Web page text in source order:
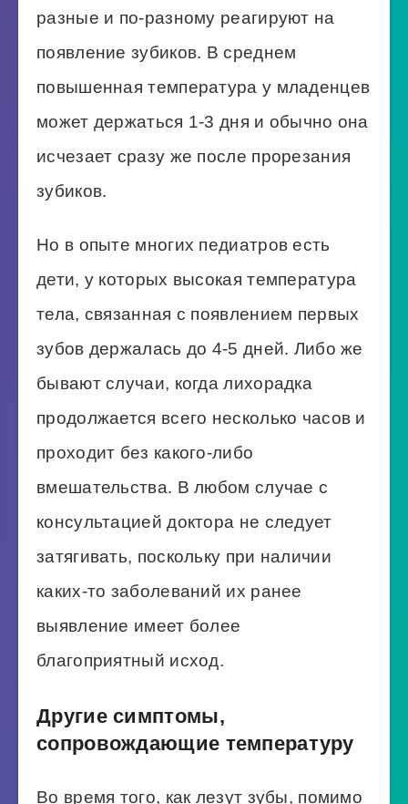
разные и по-разному реагируют на
появление зубиков. В среднем
повышенная температура у младенцев
может держаться 1-3 дня и обычно она
исчезает сразу же после прорезания
зубиков.
Но в опыте многих педиатров есть
дети, у которых высокая температура
тела, связанная с появлением первых
зубов держалась до 4-5 дней. Либо же
бывают случаи, когда лихорадка
продолжается всего несколько часов и
проходит без какого-либо
вмешательства. В любом случае с
консультацией доктора не следует
затягивать, поскольку при наличии
каких-то заболеваний их ранее
выявление имеет более
благоприятный исход.
Другие симптомы,
сопровождающие температуру
Во время того, как лезут зубы, помимо